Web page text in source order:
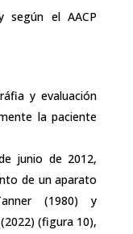
según el AACP
y evaluación
la paciente
junio de 2012,
de un aparato
(1980) y
(figura 10),